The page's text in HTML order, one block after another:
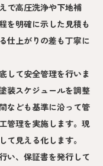
で高圧洗浄や下地補
を明確に示した見積も
仕上がりの差も丁寧に
して安全管理を行いま
装スケジュールを調整
なども基準に沿って管
管理を実施します。現
見える化します。
い、保証書を発行して